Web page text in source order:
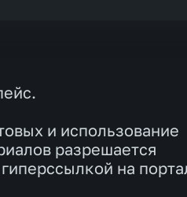
и использование
разрешается
на